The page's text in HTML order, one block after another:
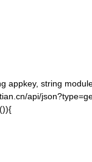
appkey, string
api/